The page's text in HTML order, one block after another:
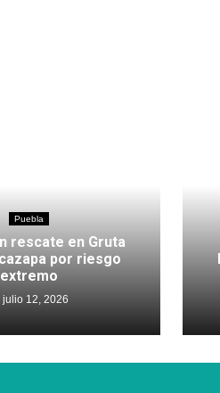
Puebla
rescate en Gruta
por riesgo
extremo
julio 12, 2026